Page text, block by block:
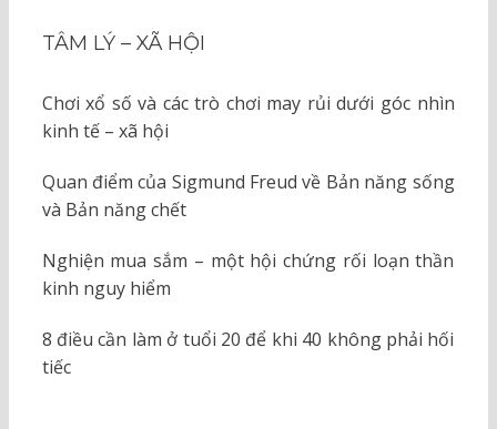
TÂM LÝ – XÃ HỘI
Chơi xổ số và các trò chơi may rủi dưới góc nhìn
kinh tế – xã hội
Quan điểm của Sigmund Freud về Bản năng sống
và Bản năng chết
Nghiện mua sắm – một hội chứng rối loạn thần
kinh nguy hiểm
8 điều cần làm ở tuổi 20 để khi 40 không phải hối
tiếc